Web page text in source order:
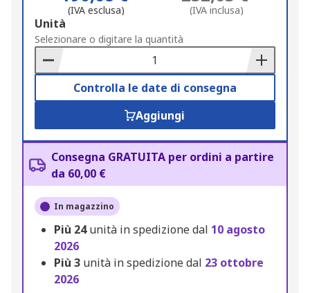
(IVA esclusa) (IVA inclusa)
Add
to
Basket
Unità
Selezionare o digitare la quantità
Controlla le date di consegna
Aggiungi
Consegna GRATUITA per ordini a partire
da 60,00 €
In magazzino
Più 24unità in spedizione dal 10 agosto
2026
Più 3 unità in spedizione dal 23 ottobre
2026